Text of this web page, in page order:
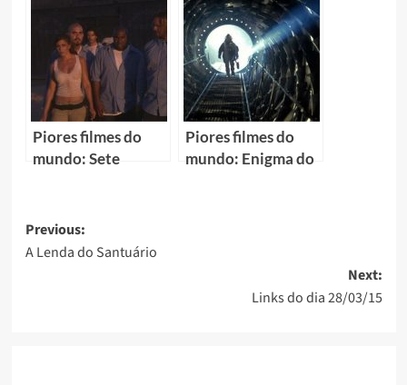
Hive)
Piores filmes do
mundo: Sete
Piores filmes do
mundo: Enigma do
Previous:
A Lenda do Santuário
Next:
Links do dia 28/03/15